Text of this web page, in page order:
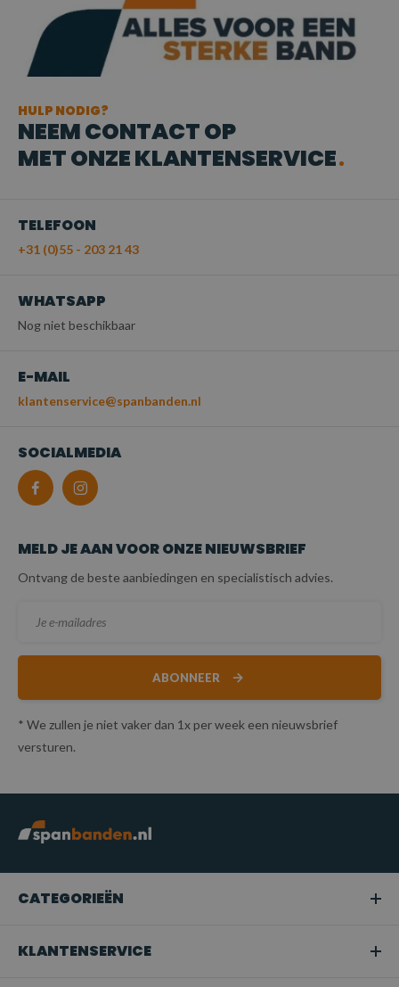
HULP NODIG?
NEEM CONTACT OP
MET ONZE KLANTENSERVICE
TELEFOON
+31 (0)55 - 203 21 43
WHATSAPP
Nog niet beschikbaar
E-MAIL
klantenservice@spanbanden.nl
SOCIALMEDIA
MELD JE AAN VOOR ONZE NIEUWSBRIEF
Ontvang de beste aanbiedingen en specialistisch advies.
ABONNEER
* We zullen je niet vaker dan 1x per week een nieuwsbrief
versturen.
CATEGORIEËN
KLANTENSERVICE